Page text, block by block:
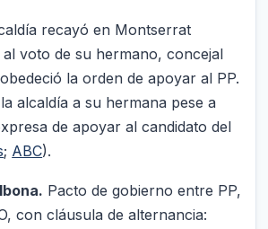
recayó en Montserrat
voto de su hermano, concejal
la orden de apoyar al PP.
alcaldía a su hermana pese a
de apoyar al candidato del
; ABC).
Pacto de gobierno entre PP,
con cláusula de alternancia: